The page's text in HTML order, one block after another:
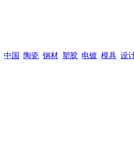
中国 陶瓷 钢材 塑胶 电镀 模具 设